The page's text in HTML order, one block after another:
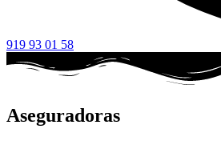
919 93 01 58
Aseguradoras